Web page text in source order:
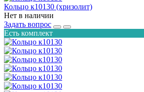
Кольцо к10130 (хризолит)
Нет в наличии
Задать вопрос
Есть комплект